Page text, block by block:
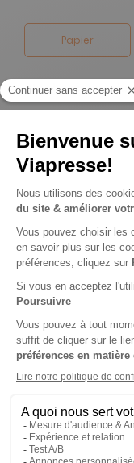
Papier
Je choisis une
Abonnement
11 n° • Papier +
21€25
Tarif France
Renouvellement à
22 n° • Papier +
37€40
Tarif France
Papier + Version